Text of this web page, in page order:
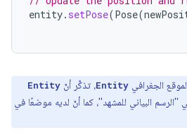
entity. setPose(Pose(
الجغرافي Entity، تذكَّر أنّ Entity
البياني للمشهد"، كما أنّ لديه موضعًا في